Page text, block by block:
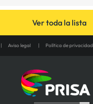
Ver toda la lista
Aviso legal Política de privacidad